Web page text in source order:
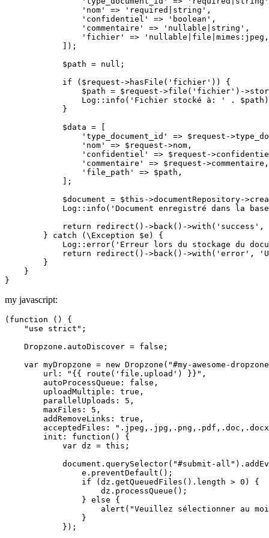
'nom'
=> 'required|string' ,
'confidentiel'
=> 'boolean' ,
'commentaire'
=> 'nullable|string' ,
'fichier'
=>
            ]);
$path = null ;
if ( $request ->hasFile ( 'fichier' )) {
$path = $request ->file ( 'fichier' )->
Log :: info ( 'Fichier stocké à: ' . $path
            }
$data = [
'type_document_id'
=> $request -
'nom'
=> $request ->nom,
'confidentiel'
=> $request -
'commentaire'
=> $request ->commentaire,
'file_path'
=> $path ,
            ];
$document = $this ->documentRepository->
Log :: info ( 'Document enregistré dans la
return
redirect ()->back()->with ( 'success' ,
        }
catch (\ Exception $e ) {
Log :: error( 'Erreur lors du stockage du
return
redirect ()->back()->with ( 'error' ,
        }
    }
my javascript:
( function () {
"use strict" ;
    Dropzone.autoDiscover = false
;
    var myDropzone = new Dropzone(
"#my-awesome-
        url:
"{{ route('file.upload') }}" ,
        autoProcessQueue: false,
        uploadMultiple: true,
        parallelUploads:
5 ,
        maxFiles:
5 ,
        addRemoveLinks: true,
        acceptedFiles:
        init: function() {
            var dz = this
;
            document.querySelector(
"#submit-all"
                e.preventDefault()
;
                if (
dz.getQueuedFiles ().length > 0 ) {
                    dz.processQueue()
;
                } else {
                    alert(
"Veuillez sélectionner au
                }
            })
;